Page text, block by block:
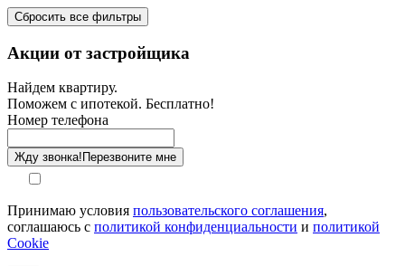
Санузел
Этаж
Способ оплаты
Сбросить все фильтры
Акции от застройщика
Найдем квартиру.
Поможем с ипотекой. Бесплатно!
Номер телефона
Жду звонка! Перезвоните мне
Принимаю условия пользовательского соглашения,
соглашаюсь с политикой конфиденциальности и политикой
Cookie